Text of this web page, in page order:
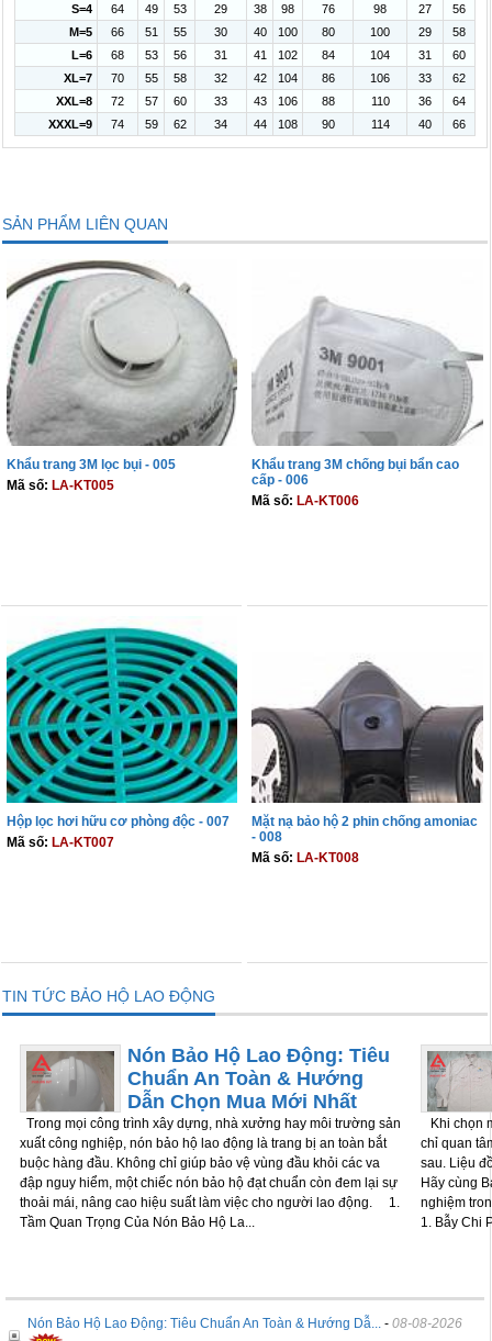
S=4
64 49 53 29 38 98 76 98 27
56
M=5
66 51 55 30 40 100 80 100 29
58
L=6
68 53 56 31 41 102 84 104 31
60
XL=7
70 55 58 32 42 104 86 106 33
62
XXL=8
72 57 60 33 43 106 88 110 36
64
XXXL=9
74 59 62 34 44 108 90 114 40 66
SẢN PHẨM LIÊN QUAN
Khẩu trang 3M lọc bụi - 005
Mã số: LA-KT005
Khẩu trang 3M chống bụi bẩn cao
cấp - 006
Mã số: LA-KT006
Hộp lọc hơi hữu cơ phòng độc - 007
Mã số: LA-KT007
Mặt nạ bảo hộ 2 phin chống amoniac
- 008
Mã số: LA-KT008
TIN TỨC BẢO HỘ LAO ĐỘNG
Nón Bảo Hộ Lao Động: Tiêu
Chuẩn An Toàn & Hướng
Dẫn Chọn Mua Mới Nhất
Trong mọi công trình xây dựng, nhà xưởng hay môi trường sản
xuất công nghiệp, nón bảo hộ lao động là trang bị an toàn bắt
buộc hàng đầu. Không chỉ giúp bảo vệ vùng đầu khỏi các va
đập nguy hiểm, một chiếc nón bảo hộ đạt chuẩn còn đem lại sự
thoải mái, nâng cao hiệu suất làm việc cho người lao động. 1.
Tầm Quan Trọng Của Nón Bảo Hộ La...
Khi chọn
chỉ quan
sau. Liệu
Hãy cùng
nghiệm
1. Bẫy Chi
Nón Bảo Hộ Lao Động: Tiêu Chuẩn An Toàn & Hướng Dẫ... - 08-08-2026